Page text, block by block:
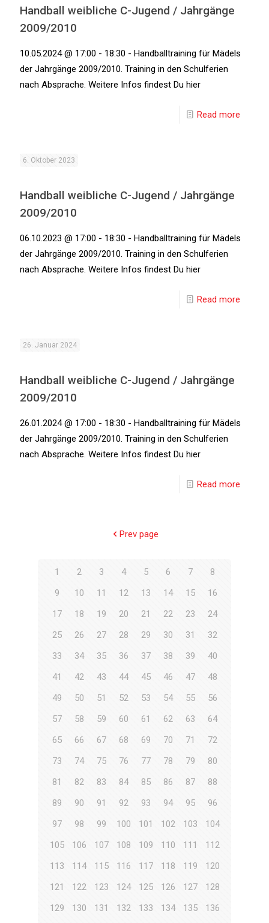
Handball weibliche C-Jugend / Jahrgänge
2009/2010
10.05.2024 @ 17:00 - 18:30 - Handballtraining für Mädels
der Jahrgänge 2009/2010. Training in den Schulferien
nach Absprache. Weitere Infos findest Du hier
Read more
6. Oktober 2023
Handball weibliche C-Jugend / Jahrgänge
2009/2010
06.10.2023 @ 17:00 - 18:30 - Handballtraining für Mädels
der Jahrgänge 2009/2010. Training in den Schulferien
nach Absprache. Weitere Infos findest Du hier
Read more
26. Januar 2024
Handball weibliche C-Jugend / Jahrgänge
2009/2010
26.01.2024 @ 17:00 - 18:30 - Handballtraining für Mädels
der Jahrgänge 2009/2010. Training in den Schulferien
nach Absprache. Weitere Infos findest Du hier
Read more
Prev page
1 2 3 4 5 6 7
8
9
10 11 12 13 14 15
16
17
18 19 20 21 22 23
24
25
26 27 28 29 30 31
32
33
34 35 36 37 38 39
40
41
42 43 44 45 46 47
48
49
50 51 52 53 54 55
56
57
58 59 60 61 62 63
64
65
66 67 68 69 70 71
72
73
74 75 76 77 78 79
80
81
82 83 84 85 86 87
88
89
90 91 92 93 94 95
96
97
98 99 100 101 102 103
104
105
106 107 108 109 110 111
112
113
114 115 116 117 118 119
120
121
122 123 124 125 126 127
128
129
130 131 132 133 134 135
136